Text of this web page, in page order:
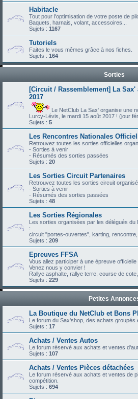
Habitacle
Tout pour l'optimisation de votre poste de
Baquets, harnais, volant, accessoires...
Sujets : 1167
Tutoriels
Faites le vous mêmes grâce à nos fiches.
Sujets : 164
Sorties
[Circuit / Rassemblement] La
2017
Le NetClub La Sax' organise une
Lurcy-Lévis, le mardi 15 août 2017 ! (jour
Sujets : 5
Les Rencontres Nationales
Retrouvez toutes les sorties officielles
- Sorties à venir
- Résumés des sorties passées
Sujets : 20
Les Sorties Circuit Partenaires
Retrouvez toutes les sorties circuit
- Sorties à venir
- Résumés des sorties passées
Sujets : 48
Les Sorties Régionales
Les sorties organisées par les délégués
:
circuit "portes-ouvertes", karting, rencontre,
Sujets : 209
Epreuves FFSA
Vous allez participer à une épreuve
Venez nous y convier !
Rallye asphalte, rallye terre, course de cote,
Sujets : 229
Petites
La Boutique du NetClub et Bons
Le forum du Sax'shop, des achats groupés
Sujets : 17
Achats / Ventes Autos
Le forum réservé aux achats et ventes
Sujets : 107
Achats / Ventes Pièces détachées
Le forum réservé aux achats et ventes de
compétition.
Sujets : 694